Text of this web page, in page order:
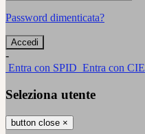
Password dimenticata?
-
Entra con SPID Entra con CIE
Seleziona utente
button close ×